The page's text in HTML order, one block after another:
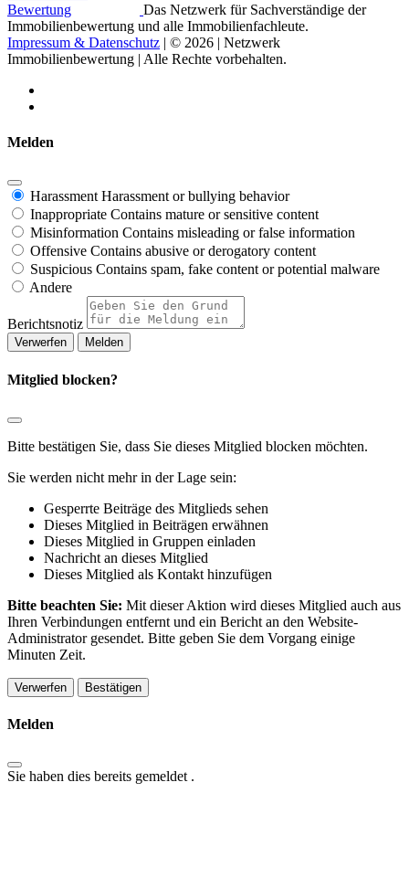
Das Netzwerk für Sachverständige der
Immobilienbewertung und alle Immobilienfachleute.
Impressum & Datenschutz | © 2026 | Netzwerk
Immobilienbewertung | Alle Rechte vorbehalten.
Melden
Harassment Harassment or bullying behavior
Inappropriate Contains mature or sensitive content
Misinformation Contains misleading or false information
Offensive Contains abusive or derogatory content
Suspicious Contains spam, fake content or potential malware
Andere
Berichtsnotiz
Melden
Mitglied blocken?
Bitte bestätigen Sie, dass Sie dieses Mitglied blocken möchten.
Sie werden nicht mehr in der Lage sein:
Gesperrte Beiträge des Mitglieds sehen
Dieses Mitglied in Beiträgen erwähnen
Dieses Mitglied in Gruppen einladen
Nachricht an dieses Mitglied
Dieses Mitglied als Kontakt hinzufügen
Bitte beachten Sie: Mit dieser Aktion wird dieses Mitglied auch aus
Ihren Verbindungen entfernt und ein Bericht an den Website-
Administrator gesendet. Bitte geben Sie dem Vorgang einige
Minuten Zeit.
Bestätigen
Melden
Sie haben dies bereits gemeldet .